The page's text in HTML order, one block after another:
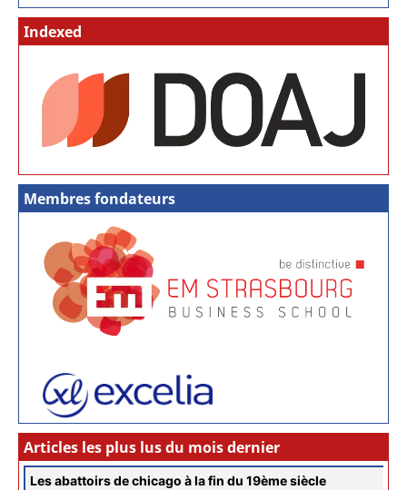
Indexed
Membres fondateurs
Articles les plus lus du mois dernier
Les abattoirs de chicago à la fin du 19ème siècle